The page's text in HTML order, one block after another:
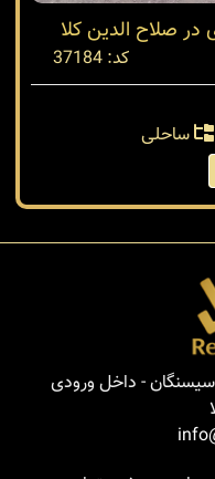
کد: 37184
ساحلی
- داخل ورودی